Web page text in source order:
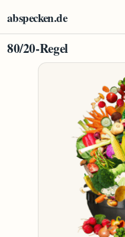
abspecken.de
80/20-Regel